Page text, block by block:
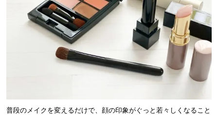
普段のメイクを変えるだけで、顔の印象がぐっと若々しくなること